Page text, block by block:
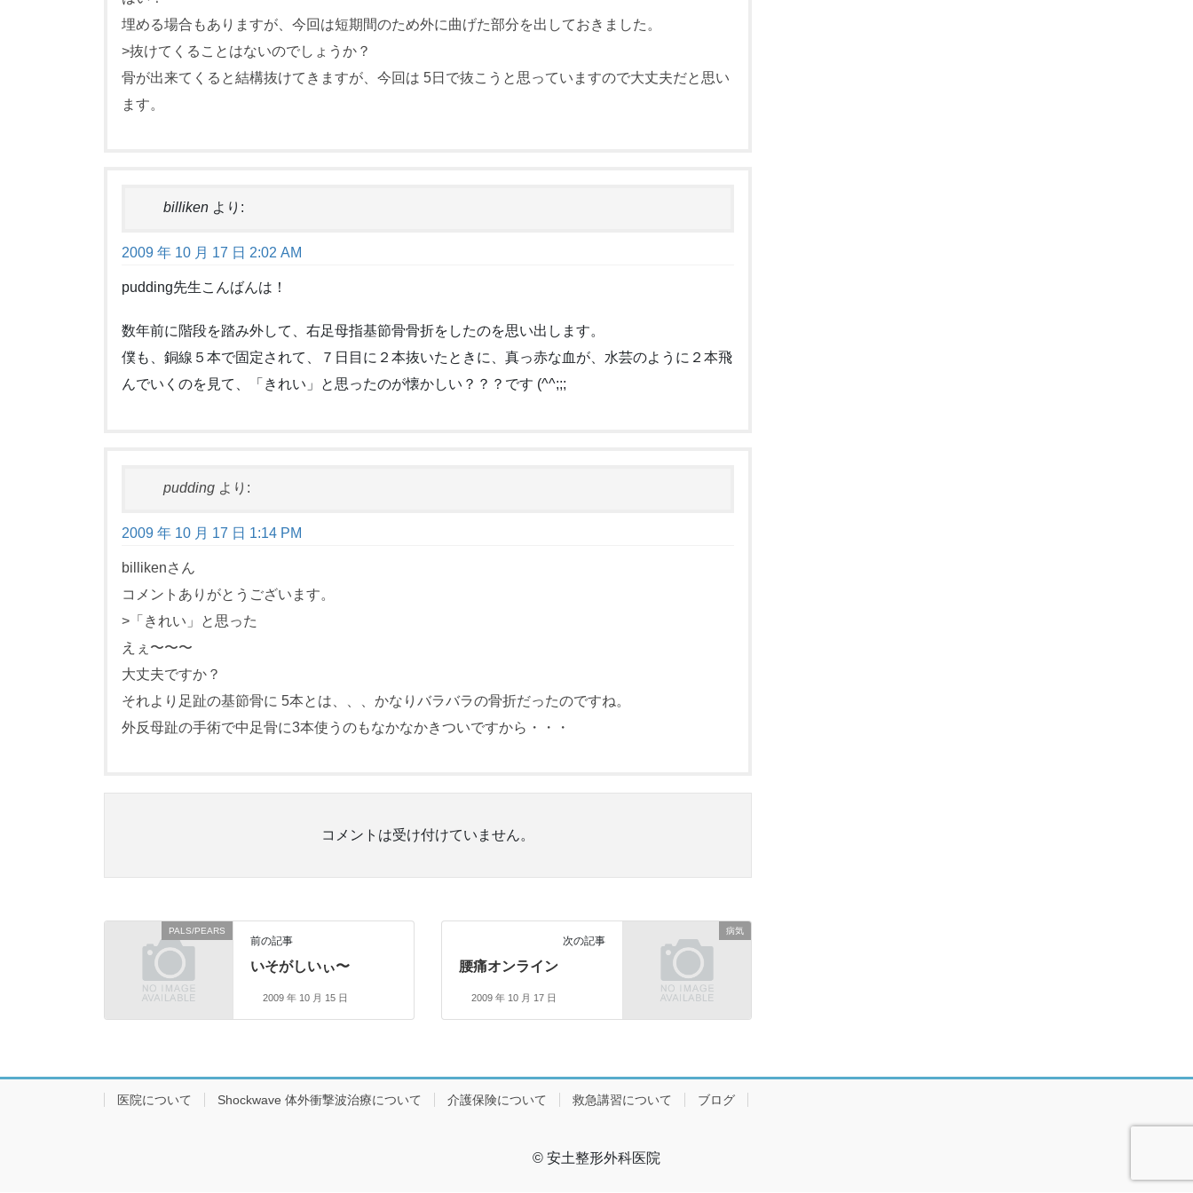
埋める場合もありますが、今回は短期間のため外に曲げた部分を出しておきました。
>抜けてくることはないのでしょうか？
骨が出来てくると結構抜けてきますが、今回は 5日で抜こうと思っていますので大丈夫だと思い
ます。
billiken より:
2009 年 10 月 17 日 2:02 AM
pudding先生こんばんは！
数年前に階段を踏み外して、右足母指基節骨骨折をしたのを思い出します。
僕も、銅線５本で固定されて、７日目に２本抜いたときに、真っ赤な血が、水芸のように２本飛
んでいくのを見て、「きれい」と思ったのが懐かしい？？？です (^^;;;
pudding より:
2009 年 10 月 17 日 1:14 PM
billikenさん
コメントありがとうございます。
>「きれい」と思った
えぇ〜〜〜
大丈夫ですか？
それより足趾の基節骨に 5本とは、、、かなりバラバラの骨折だったのですね。
外反母趾の手術で中足骨に3本使うのもなかなかきついですから・・・
コメントは受け付けていません。
PALS/PEARS
前の記事
いそがしいぃ〜
2009 年 10 月 15 日
病気
次の記事
腰痛オンライン
2009 年 10 月 17 日
医院について Shockwave 体外衝撃波治療について 介護保険について 救急講習について ブログ
© 安土整形外科医院